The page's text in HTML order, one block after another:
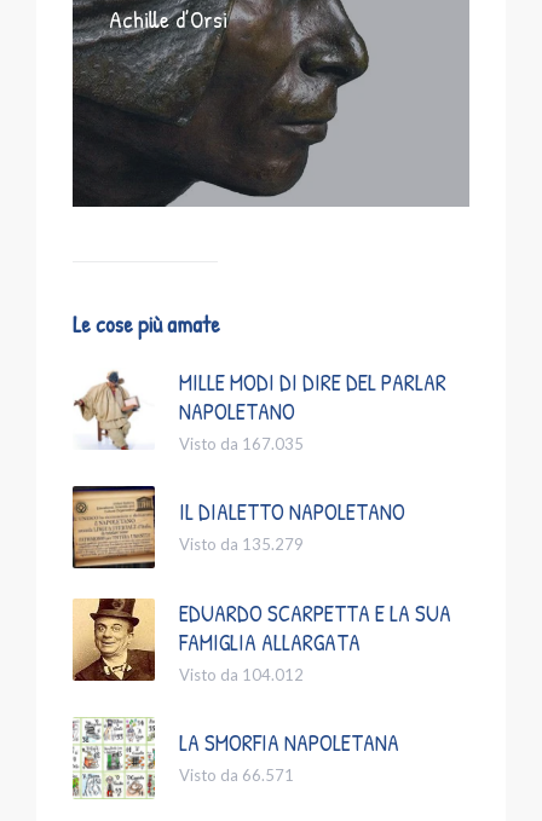
Achille d’Orsi
Le cose più amate
MILLE MODI DI DIRE DEL PARLAR
NAPOLETANO
Visto da 167.035
IL DIALETTO NAPOLETANO
Visto da 135.279
EDUARDO SCARPETTA E LA SUA
FAMIGLIA ALLARGATA
Visto da 104.012
LA SMORFIA NAPOLETANA
Visto da 66.571